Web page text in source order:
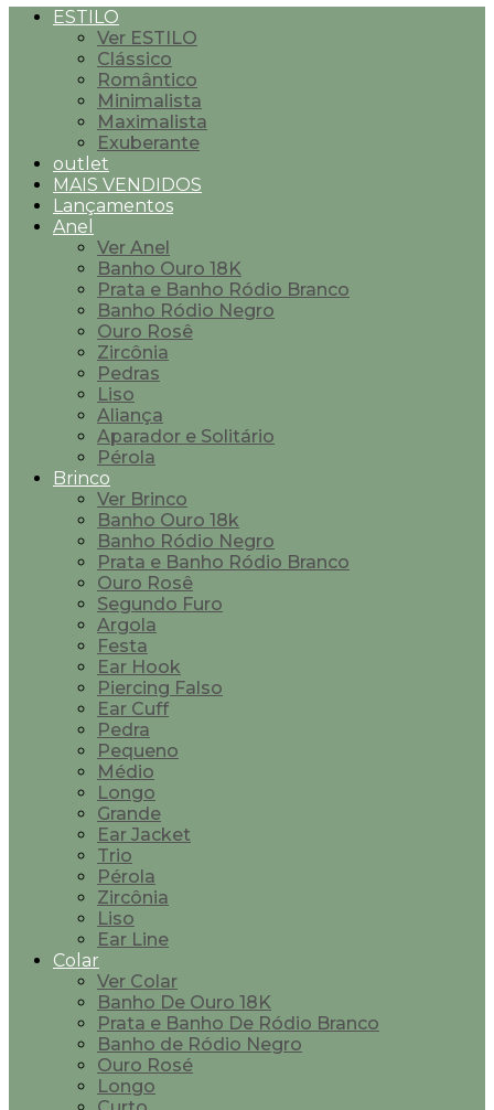
ESTILO
Ver ESTILO
Clássico
Romântico
Minimalista
Maximalista
Exuberante
outlet
MAIS VENDIDOS
Lançamentos
Anel
Ver Anel
Banho Ouro 18K
Prata e Banho Ródio Branco
Banho Ródio Negro
Ouro Rosê
Zircônia
Pedras
Liso
Aliança
Aparador e Solitário
Pérola
Brinco
Ver Brinco
Banho Ouro 18k
Banho Ródio Negro
Prata e Banho Ródio Branco
Ouro Rosê
Segundo Furo
Argola
Festa
Ear Hook
Piercing Falso
Ear Cuff
Pedra
Pequeno
Médio
Longo
Grande
Ear Jacket
Trio
Pérola
Zircônia
Liso
Ear Line
Colar
Ver Colar
Banho De Ouro 18K
Prata e Banho De Ródio Branco
Banho de Ródio Negro
Ouro Rosé
Longo